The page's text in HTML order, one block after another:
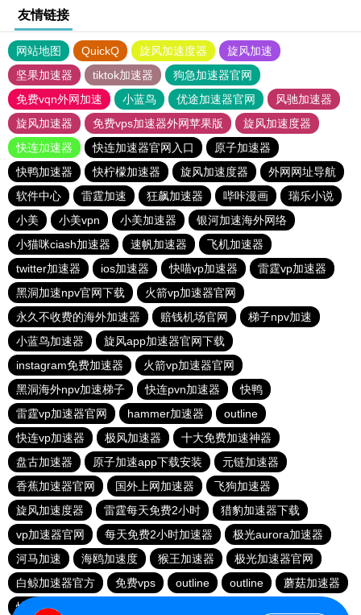
友情链接
网站地图 QuickQ 旋风加速度器
旋风加速
坚果加速器
tiktok加速器
狗急加速器官网
免费vqn外网加速
小蓝鸟 优途加速器官网
风驰加速器
旋风加速器
免费vps加速器外网苹果版
旋风加速度器
快连加速器
快连加速器官网入口
原子加速器
快鸭加速器
快柠檬加速器 旋风加速度器
外网网址导航
软件中心
雷霆加速 狂飙加速器 哔咔漫画
瑞乐小说
小美
小美vpn 小美加速器
银河加速海外网络
小猫咪ciash加速器
速帆加速器
飞机加速器
twitter加速器
ios加速器 快喵vp加速器
雷霆vp加速器
黑洞加速npv官网下载
火箭vp加速器官网
永久不收费的海外加速器
赔钱机场官网
梯子npv加速
小蓝鸟加速器
旋风app加速器官网下载
instagram免费加速器
火箭vp加速器官网
黑洞海外npv加速梯子
快连pvn加速器
快鸭
雷霆vp加速器官网
hammer加速器
outline
快连vp加速器
极风加速器
十大免费加速神器
盘古加速器
原子加速app下载安装
元链加速器
香蕉加速器官网
国外上网加速器
飞狗加速器
旋风加速度器
雷霆每天免费2小时
猎豹加速器下载
vp加速器官网
每天免费2小时加速器
极光aurora加速器
河马加速
海鸥加速度 猴王加速器
极光加速器官网
白鲸加速器官方
免费vps outline outline
蘑菇加速器
快联加速器